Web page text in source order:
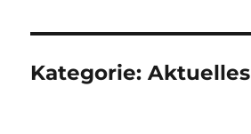
Kategorie:Aktuelles